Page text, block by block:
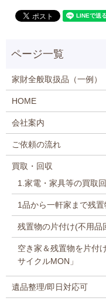
家財全般取扱品（一例）
HOME
会社案内
ご依頼の流れ
買取・回収
1.家電・家具等の買取
1品から一軒家まで残
残置物の片付け(不用品
空き家＆残置物を片付
サイクルMON」
遺品整理/即日対応可